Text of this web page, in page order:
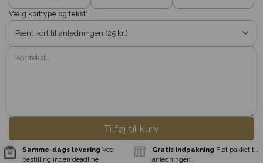
*
Vælg korttype og tekst
Tilføj til kurv